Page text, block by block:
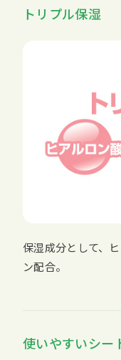
トリプル保湿
保湿成分として、
ン配合。
使いやすいシー